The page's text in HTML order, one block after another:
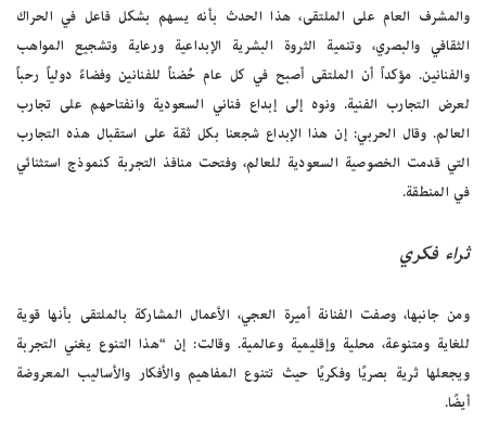
والمشرف العام على الملتقى، هذا الحدث بأنه يسهم بشكل فاعل في الحراك
الثقافي والبصري، وتنمية الثروة البشرية الإبداعية ورعاية وتشجيع المواهب
والفنانين. مؤكداً أن الملتقى أصبح في كل عام حُضناً للفنانين وفضاءً دولياً رحباً
لعرض التجارب الفنية. ونوه إلى إبداع فناني السعودية وانفتاحهم على تجارب
العالم. وقال الحربي: إن هذا الإبداع شجعنا بكل ثقة على استقبال هذه التجارب
التي قدمت الخصوصية السعودية للعالم، وفتحت منافذ التجربة كنموذج استثنائي
في المنطقة.
ثراء فكري
ومن جانبها، وصفت الفنانة أميرة العجي، الأعمال المشاركة بالملتقى بأنها قوية
للغاية ومتنوعة، محلية وإقليمية وعالمية. وقالت: إن “هذا التنوع يغني التجربة
ويجعلها ثرية بصريًا وفكريًا حيث تتنوع المفاهيم والأفكار والأساليب المعروضة
أيضًا.